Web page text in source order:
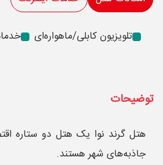
تلویزیون کابلی/ماهواره‌ای خدمات 24
توضیحات
هتل گرند نوا یک هتل دو ستاره
جاذبه‌های شهر هستند.